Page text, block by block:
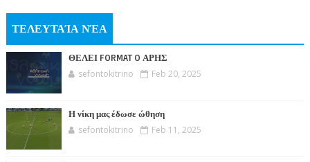
ΤΕΛΕΥΤΑΊΑ ΝΈΑ
ΘΕΛΕΙ FORMAT O ΑΡΗΣ
sefontokitrino Feb 20, 2025
Η νίκη μας έδωσε ώθηση
sefontokitrino Feb 11, 2025